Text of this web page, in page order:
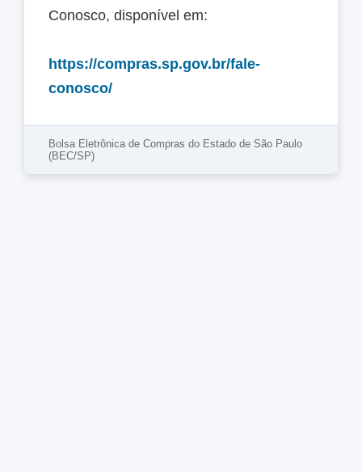
Conosco, disponível em:
https://compras.sp.gov.br/fale-
conosco/
Bolsa Eletrônica de Compras do Estado de São Paulo
(BEC/SP)